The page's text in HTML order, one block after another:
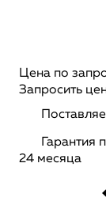
Цена по
Запросить
Гарантия
24 месяца